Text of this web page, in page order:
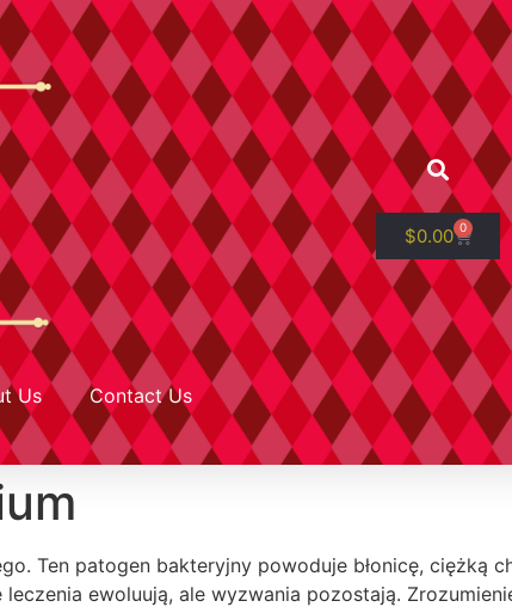
$0.00 0
Us Contact Us
Ten patogen bakteryjny powoduje błonicę, ciężką
ewoluują, ale wyzwania pozostają.